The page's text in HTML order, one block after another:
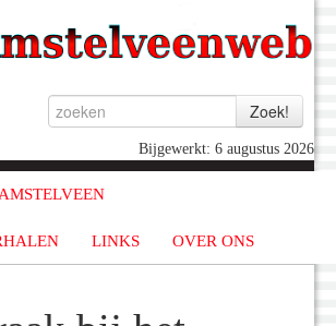
Bijgewerkt: 6 augustus 2026
LINKS OVER ONS